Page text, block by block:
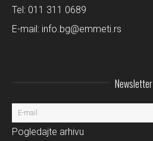
Tel: 011 311 0689
E-mail: info.bg@emmeti.rs
Newsletter
Pogledajte arhivu